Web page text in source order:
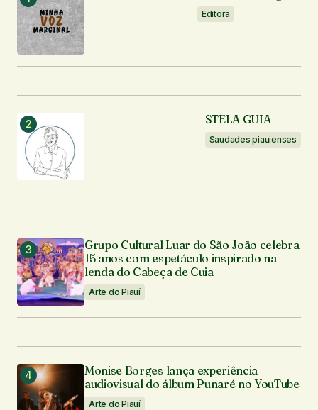
Comentário
Seu nome*
Seu e-mail
Enviar comentário
Editora
STELA GUIA
Saudades piauienses
Grupo Cultural Luar do São João celebra
15 anos com espetáculo inspirado na
lenda do Cabeça de Cuia
Arte do Piauí
Monise Borges lança experiência
audiovisual do álbum Punaré no YouTube
Arte do Piauí